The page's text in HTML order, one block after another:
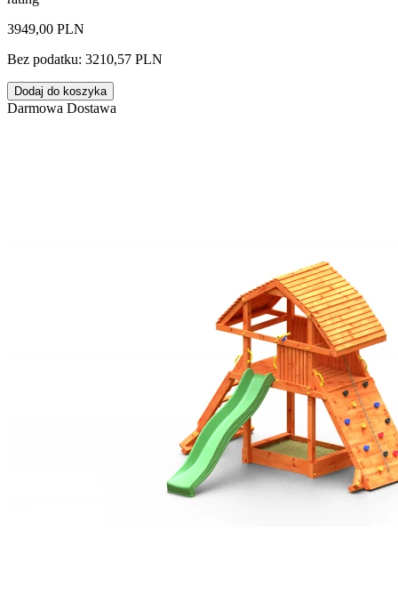
3949,00 PLN
Bez podatku: 3210,57 PLN
Dodaj do koszyka
Darmowa Dostawa